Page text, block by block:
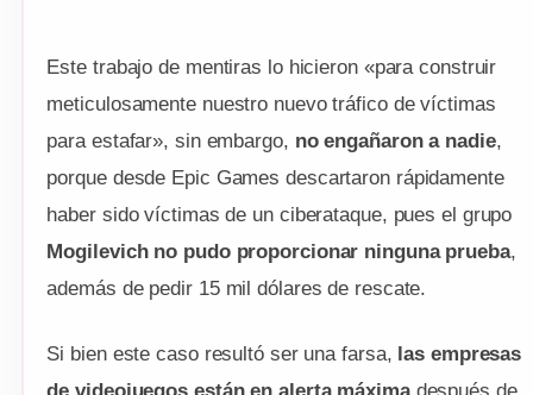
Este trabajo de mentiras lo hicieron «para construir
meticulosamente nuestro nuevo tráfico de víctimas
para estafar», sin embargo, no engañaron a nadie,
porque desde Epic Games descartaron rápidamente
haber sido víctimas de un ciberataque, pues el grupo
Mogilevich no pudo proporcionar ninguna prueba,
además de pedir 15 mil dólares de rescate.
Si bien este caso resultó ser una farsa, las empresas